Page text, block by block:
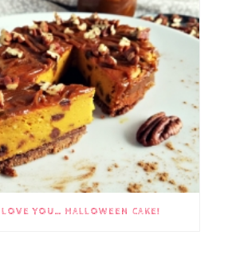
LOVE YOU… HALLOWEEN CAKE!